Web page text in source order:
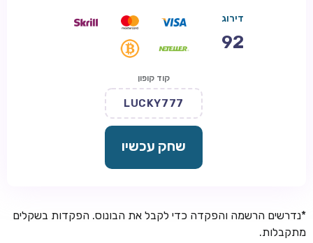
דירוג
92
קוד קופון
LUCKY777
שחק עכשיו
*נדרשים הרשמה והפקדה כדי לקבל את הבונוס. הפקדות בשקלים
מתקבלות.